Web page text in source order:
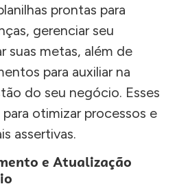
prontas para
gerenciar seu
suas metas, além de
para auxiliar na
do seu negócio. Esses
otimizar processos e
assertivas.
e Atualização